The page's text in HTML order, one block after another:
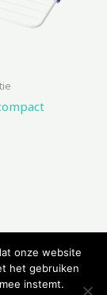
onze website
het gebruiken
instemt.